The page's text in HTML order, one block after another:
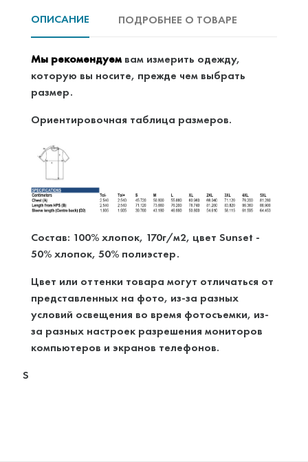
ОПИСАНИЕ ПОДРОБНЕЕ О ТОВАРЕ
Мы рекомендуем вам измерить одежду,
которую вы носите, прежде чем выбрать
размер.
Ориентировочная таблица размеров.
Состав: 100% хлопок, 170г/м2, цвет Sunset -
50% хлопок, 50% полиэстер.
Цвет или оттенки товара могут отличаться от
представленных на фото, из-за разных
условий освещения во время фотосъемки, из-
за разных настроек разрешения мониторов
компьютеров и экранов телефонов.
S